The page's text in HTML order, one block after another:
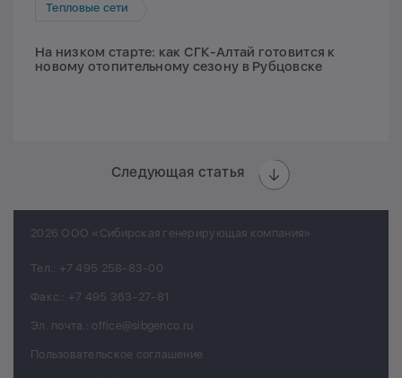
Тепловые сети
На низком старте: как СГК-Алтай готовится к
новому отопительному сезону в Рубцовске
Следующая статья
2026 ООО «Сибирская генерирующая компания»
Тел.: +7 495 258-83-00
Факс.: +7 495 363-27-81
Эл. почта.: office@sibgenco.ru
Пользовательское соглашение